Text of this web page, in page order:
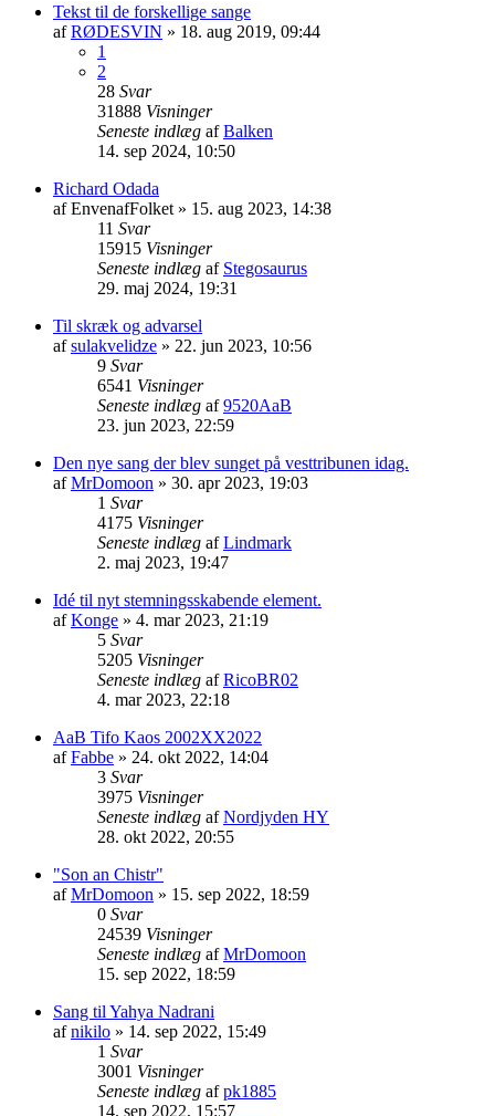
Tekst til de forskellige sange
afRØDESVIN » 18. aug 2019, 09:44
1
2
28 Svar
31888 Visninger
Seneste indlæg afBalken
14. sep 2024, 10:50
Richard Odada
afEnvenafFolket » 15. aug 2023, 14:38
11 Svar
15915 Visninger
Seneste indlæg af Stegosaurus
29. maj 2024, 19:31
Til skræk og advarsel
afsulakvelidze » 22. jun 2023, 10:56
9 Svar
6541 Visninger
Seneste indlæg af9520AaB
23. jun 2023, 22:59
Den nye sang der blev sunget på vesttribunen idag.
afMrDomoon » 30. apr 2023, 19:03
1 Svar
4175 Visninger
Seneste indlæg afLindmark
2. maj 2023, 19:47
Idé til nyt stemningsskabende element.
afKonge » 4. mar 2023, 21:19
5 Svar
5205 Visninger
Seneste indlæg afRicoBR02
4. mar 2023, 22:18
AaB Tifo Kaos 2002XX2022
afFabbe » 24. okt 2022, 14:04
3 Svar
3975 Visninger
Seneste indlæg afNordjyden HY
28. okt 2022, 20:55
"Son an Chistr"
afMrDomoon » 15. sep 2022, 18:59
0 Svar
24539 Visninger
Seneste indlæg afMrDomoon
15. sep 2022, 18:59
Sang til Yahya Nadrani
afnikilo » 14. sep 2022, 15:49
1 Svar
3001 Visninger
Seneste indlæg afpk1885
14. sep 2022, 15:57